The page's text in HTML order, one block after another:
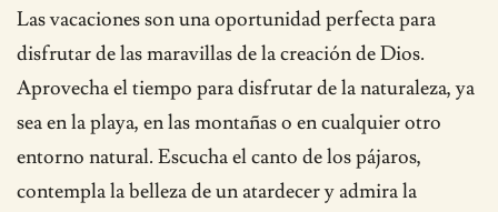
Las vacaciones son una oportunidad perfecta para
disfrutar de las maravillas de la creación de Dios.
Aprovecha el tiempo para disfrutar de la naturaleza, ya
sea en la playa, en las montañas o en cualquier otro
entorno natural. Escucha el canto de los pájaros,
contempla la belleza de un atardecer y admira la